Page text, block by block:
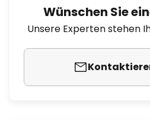
Wünschen Sie
Unsere Experten stehen